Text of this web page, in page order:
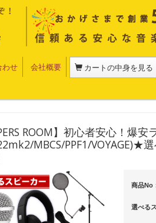
わせ 会社概要 カートの中身を見る
ROOM】初心者安心！爆
MBCS/PPF1/VOYAGE)★
商品No
選べる